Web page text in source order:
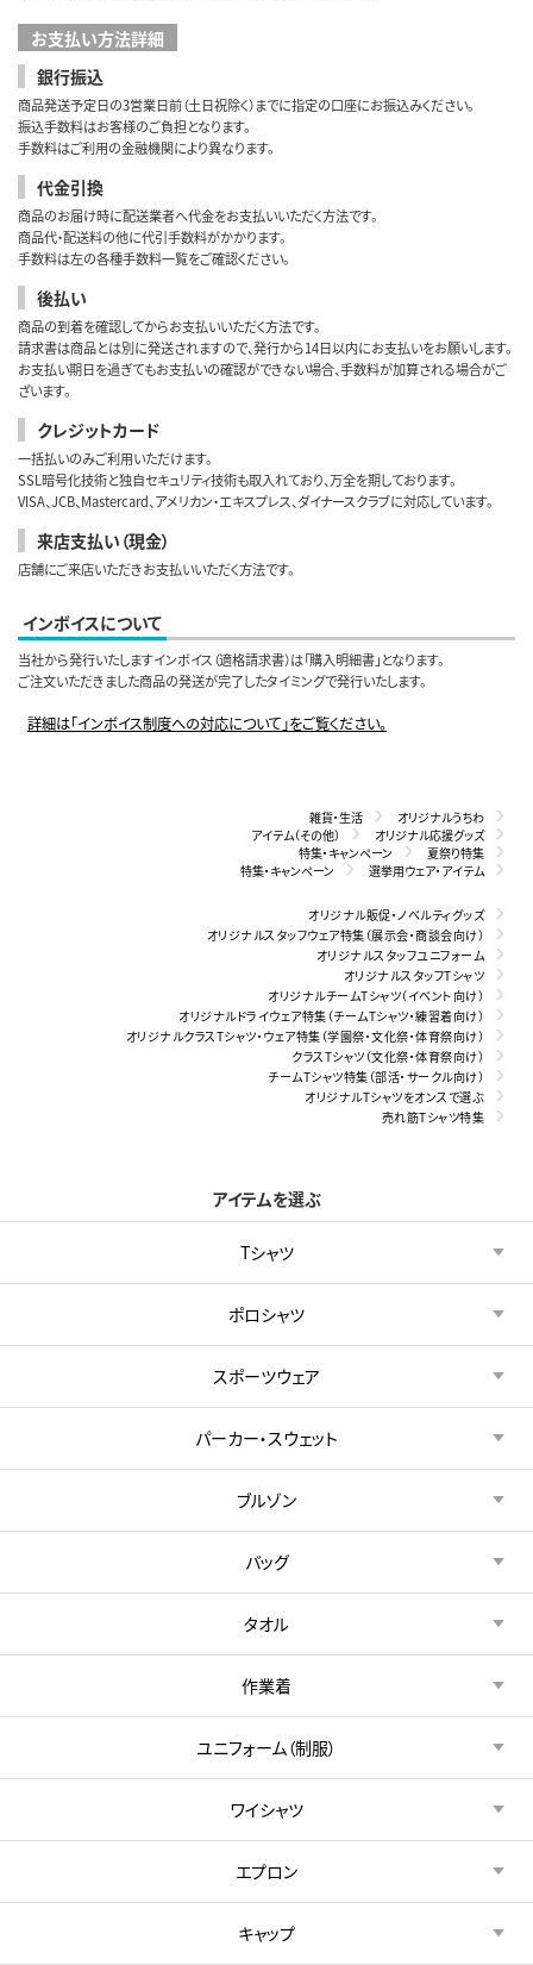
お支払い方法詳細
銀行振込
商品発送予定日の3営業日前（土日祝除く）までに指定の口座にお振込みください。
振込手数料はお客様のご負担となります。
手数料はご利用の金融機関により異なります。
代金引換
商品のお届け時に配送業者へ代金をお支払いいただく方法です。
商品代・配送料の他に代引手数料がかかります。
手数料は左の各種手数料一覧をご確認ください。
後払い
商品の到着を確認してからお支払いいただく方法です。
請求書は商品とは別に発送されますので、発行から14日以内にお支払いをお願いします。
お支払い期日を過ぎてもお支払いの確認ができない場合、手数料が加算される場合がご
ざいます。
クレジットカード
一括払いのみご利用いただけます。
SSL暗号化技術と独自セキュリティ技術も取入れており、万全を期しております。
VISA、JCB、Mastercard、アメリカン・エキスプレス、ダイナースクラブに対応しています。
来店支払い（現金）
店舗にご来店いただきお支払いいただく方法です。
インボイスについて
当社から発行いたしますインボイス（適格請求書）は「購入明細書」となります。
ご注文いただきました商品の発送が完了したタイミングで発行いたします。
詳細は「インボイス制度への対応について」をご覧ください。
雑貨・生活
オリジナルうちわ
アイテム（その他）
オリジナル応援グッズ
特集・キャンペーン
夏祭り特集
特集・キャンペーン
選挙用ウェア・アイテム
オリジナル販促・ノベルティグッズ
オリジナルスタッフウェア特集（展示会・商談会向け）
オリジナルスタッフユニフォーム
オリジナルスタッフTシャツ
オリジナルチームTシャツ（イベント向け）
オリジナルドライウェア特集（チームTシャツ・練習着向け）
オリジナルクラスTシャツ・ウェア特集（学園祭・文化祭・体育祭向け）
クラスTシャツ（文化祭・体育祭向け）
チームTシャツ特集（部活・サークル向け）
オリジナルTシャツをオンスで選ぶ
売れ筋Tシャツ特集
アイテムを選ぶ
Tシャツ
ポロシャツ
スポーツウェア
パーカー・スウェット
ブルゾン
バッグ
タオル
作業着
ユニフォーム（制服）
ワイシャツ
エプロン
キャップ